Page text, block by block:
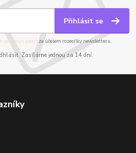
Přihlásit se
osobních údajůza účelem rozesílky newsletteru.
Zasíláme jednou za 14 dní.